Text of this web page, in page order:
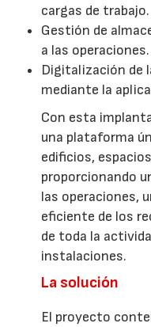
cargas de trabajo.
Gestión de
a las operaciones.
Digitalización de
mediante la
Con esta
una plataforma
edificios,
proporcionando
las operaciones,
eficiente de los
de toda la
instalaciones.
La solución
El proyecto